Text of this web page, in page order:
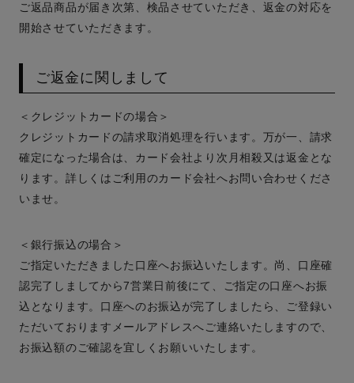
ご返品商品が届き次第、検品させていただき、返金の対応を
開始させていただきます。
ご返金に関しまして
＜クレジットカードの場合＞
クレジットカードの請求取消処理を行います。万が一、請求
確定になった場合は、カード会社より次月相殺又は返金とな
ります。詳しくはご利用のカード会社へお問い合わせくださ
いませ。
＜銀行振込の場合＞
ご指定いただきました口座へお振込いたします。尚、口座確
認完了しましてから7営業日前後にて、ご指定の口座へお振
込となります。口座へのお振込が完了しましたら、ご登録い
ただいておりますメールアドレスへご連絡いたしますので、
お振込額のご確認を宜しくお願いいたします。